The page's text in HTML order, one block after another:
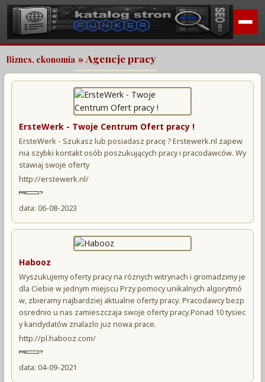
Biznes, ekonomia » Agencje pracy
ErsteWerk - Twoje Centrum Ofert pracy !
ErsteWerk - Szukasz lub posiadasz pracę ? Erstewerk.nl zapew
nia szybki kontakt osób poszukujących pracy i pracodawców. Wy
stawiaj swoje oferty
http://erstewerk.nl/
data: 06-08-2023
Habooz
Wyszukujemy oferty pracy na róznych witrynach i gromadzimy je
dla Ciebie w jednym miejscu Przy pomocy unikalnych algorytmó
w, zbieramy najbardziej aktualne oferty pracy. Pracodawcy bezp
osrednio u nas zamieszczaja swoje oferty pracy.Ponad 10 tysiec
y kandydatów znalazlo juz nowa prace.
http://pl.habooz.com/
data: 04-09-2021